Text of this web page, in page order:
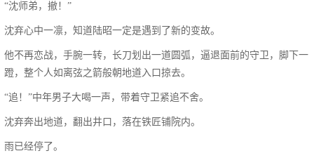
“沈师弟，撤！”
沈弃心中一凛，知道陆昭一定是遇到了新的变故。
他不再恋战，手腕一转，长刀划出一道圆弧，逼退面前的守卫，脚下一
蹬，整个人如离弦之箭般朝地道入口掠去。
“追！”中年男子大喝一声，带着守卫紧追不舍。
沈弃奔出地道，翻出井口，落在铁匠铺院内。
雨已经停了。